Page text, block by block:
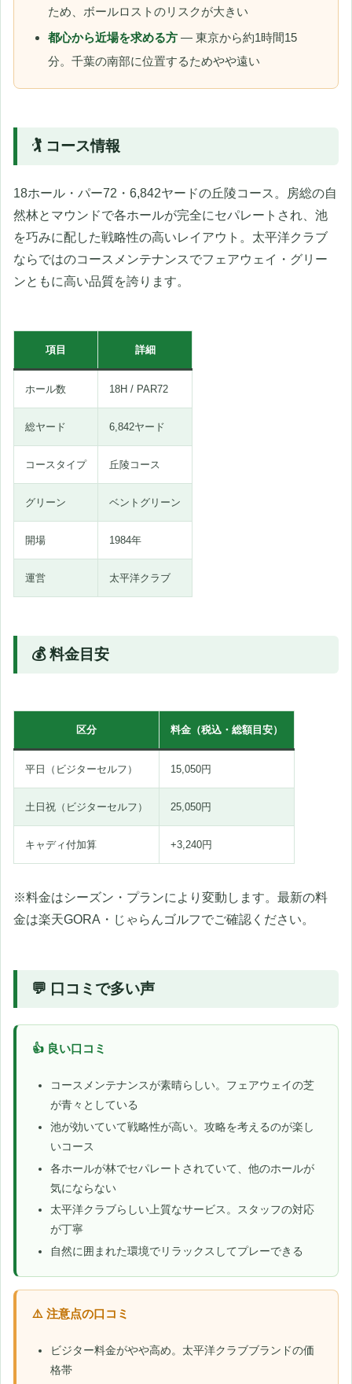
ため、ボールロストのリスクが大きい
都心から近場を求める方 — 東京から約1時間15
分。千葉の南部に位置するためやや遠い
🏌️ コース情報
18ホール・パー72・6,842ヤードの丘陵コース。房総の自
然林とマウンドで各ホールが完全にセパレートされ、池
を巧みに配した戦略性の高いレイアウト。太平洋クラブ
ならではのコースメンテナンスでフェアウェイ・グリー
ンともに高い品質を誇ります。
項目 詳細
ホール数 18H / PAR72
総ヤード 6,842ヤード
コースタイプ 丘陵コース
グリーン ベントグリーン
開場 1984年
運営 太平洋クラブ
💰 料金目安
区分 料金（税込・総額目安）
平日（ビジターセルフ） 15,050円
土日祝（ビジターセルフ） 25,050円
キャディ付加算 +3,240円
※料金はシーズン・プランにより変動します。最新の料
金は楽天GORA・じゃらんゴルフでご確認ください。
💬 口コミで多い声
👍 良い口コミ
コースメンテナンスが素晴らしい。フェアウェイの芝
が青々としている
池が効いていて戦略性が高い。攻略を考えるのが楽し
いコース
各ホールが林でセパレートされていて、他のホールが
気にならない
太平洋クラブらしい上質なサービス。スタッフの対応
が丁寧
自然に囲まれた環境でリラックスしてプレーできる
⚠️ 注意点の口コミ
ビジター料金がやや高め。太平洋クラブブランドの価
格帯